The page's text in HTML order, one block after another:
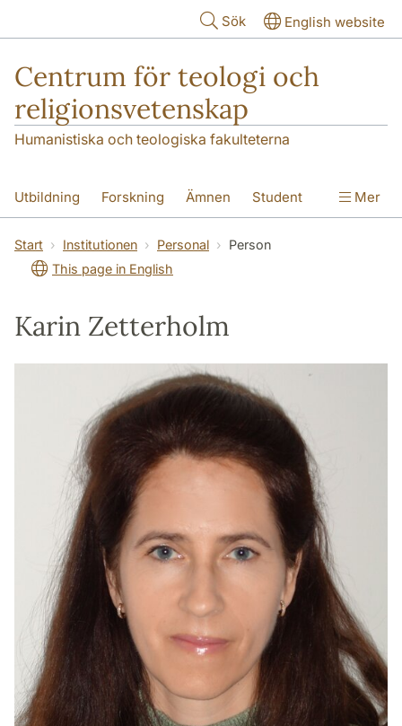
Sök English website
Centrum för teologi och
religionsvetenskap
Humanistiska och teologiska fakulteterna
Utbildning Forskning Ämnen Student
Institutionen
Mer
Start Institutionen Personal
Person
This page in English
Karin Zetterholm